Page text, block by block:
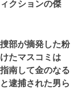
クションの傑
部が摘発した粉
たマスコミは
南して金のなる
逮捕された男ら